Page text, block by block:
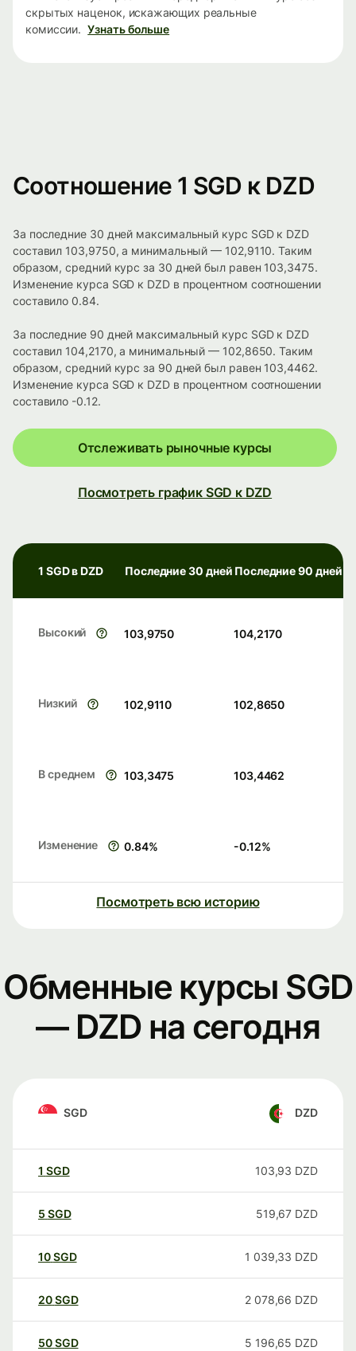
скрытых наценок, искажающих реальные
комиссии. Узнать больше
Соотношение 1 SGD к DZD
За последние 30 дней максимальный курс SGD к DZD
составил 103,9750, а минимальный — 102,9110. Таким
образом, средний курс за 30 дней был равен 103,3475.
Изменение курса SGD к DZD в процентном соотношении
составило 0.84.
За последние 90 дней максимальный курс SGD к DZD
составил 104,2170, а минимальный — 102,8650. Таким
образом, средний курс за 90 дней был равен 103,4462.
Изменение курса SGD к DZD в процентном соотношении
составило -0.12.
Отслеживать рыночные курсы
Посмотреть график SGD к DZD
1 SGD в DZD Последние 30 дней Последние 90 дней
Высокий 103,9750 104,2170
Низкий 102,9110 102,8650
В среднем 103,3475 103,4462
Изменение 0.84% -0.12%
Посмотреть всю историю
Обменные курсы SGD
— DZD на сегодня
SGD DZD
1 SGD 103,93 DZD
5 SGD 519,67 DZD
10SGD 1 039,33 DZD
20SGD 2 078,66 DZD
50SGD 5 196,65 DZD